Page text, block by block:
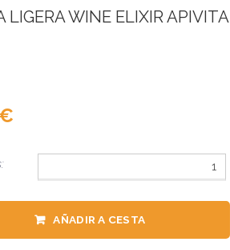
LIGERA WINE ELIXIR APIVITA
AÑADIR A CESTA